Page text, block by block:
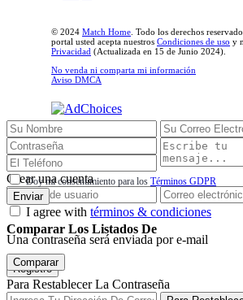
© 2024 Match Home . Todo los derechos
portal usted acepta nuestros Condiciones de uso y
Privacidad (Actualizada en 15 de Junio 2024).
No venda ni comparta mi información
Aviso DMCA
Inicio de sesión
Crear una cuenta
I agree with términos & condiciones
Una contraseña será enviada por e-mail
Registro
Para Restablecer La Contraseña
Doy mi consentimiento para los Términos GDPR
Enviar
Comparar Los Listados De
Comparar